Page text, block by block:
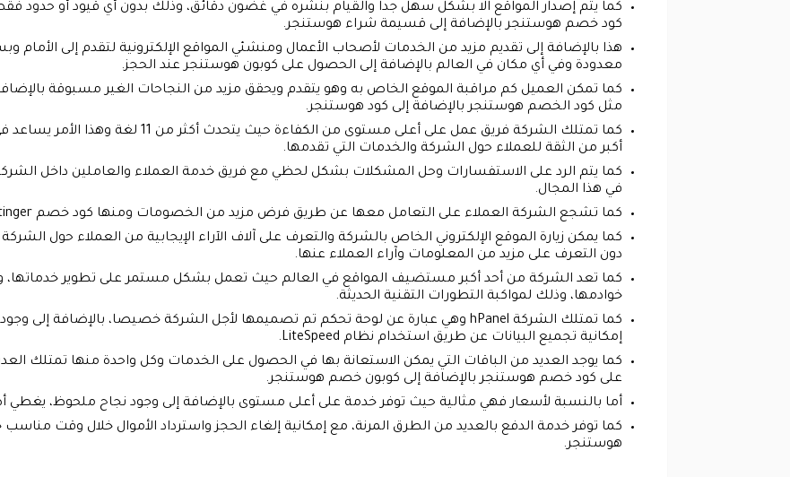
كما يتم إصدار المواقع الا بشكل سهل جدا والقيام بنشره في غضون دقائق، وذلك بدون أي قيود أو
كود خصم هوستنجر بالإضافة إلى قسيمة شراء هوستنجر.
هذا بالإضافة إلى تقديم مزيد من الخدمات لأصحاب الأعمال ومنشئي المواقع الإلكترونية لتقدم إلى
معدودة وفي أي مكان في العالم بالإضافة إلى الحصول على كوبون هوستنجر عند الحجز.
كما تمكن العميل كم مراقبة الموقع الخاص به وهو يتقدم ويحقق مزيد من النجاحات الغير مسبوقة
مثل كود الخصم هوستنجر بالإضافة إلى كود هوستنجر.
كما تمتلك الشركة فريق عمل على أعلى مستوى من
أكبر من الثقة للعملاء حول الشركة والخدمات التي تقدمها.
كما يتم الرد على الاستفسارات وحل المشكلات بشكل لحظي مع فريق خدمة العملاء والعاملين داخل الشركة،
في هذا المجال.
كما تشجع الشركة العملاء على التعامل معها عن طريق فرض مزيد من الخصومات ومنها كود خصم Hostinger.
كما يمكن زيارة الموقع الإلكتروني الخاص بالشركة والتعرف على آلاف الآراء الإيجابية من العملاء
دون التعرف على مزيد من المعلومات وآراء العملاء عنها.
كما تعد الشركة من أحد أكبر مستضيف المواقع في العالم حيث تعمل بشكل مستمر على تطوير خدماتها،
خوادمها، وذلك لمواكبة التطورات التقنية الحديثة.
إمكانية تجميع البيانات عن طريق استخدام نظام LiteSpeed.
كما يوجد العديد من الباقات التي يمكن الاستعانة بها في الحصول على الخدمات وكل واحدة منها تمتلك
على كود خصم هوستنجر بالإضافة إلى كوبون خصم هوستنجر.
أما بالنسبة لأسعار فهي مثالية حيث توفر خدمة على أعلى مستوى بالإضافة إلى وجود نجاح ملحوظ، يغطي
كما توفر خدمة الدفع بالعديد من الطرق المرنة، مع إمكانية إلغاء الحجز واسترداد الأموال خلال وقت
هوستنجر.